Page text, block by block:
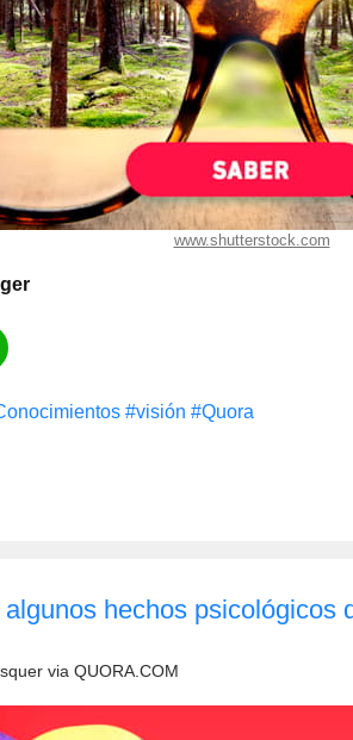
www.shutterstock.com
#visión #Quora
hechos psicológicos
via QUORA.COM